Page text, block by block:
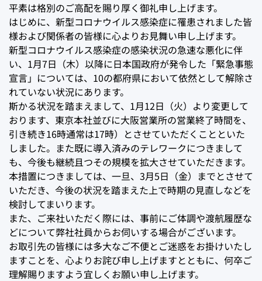
平素は格別のご高配を賜り厚く御礼申し上げます。
はじめに、新型コロナウイルス感染症に罹患されました皆
様および関係者の皆様に心よりお見舞い申し上げます。
新型コロナウイルス感染症の感染状況の急速な悪化に伴
い、1月7日（木）以降に日本国政府が発令した「緊急事態
宣言」については、10の都府県において依然として解除さ
れていない状況にあります。
斯かる状況を踏まえまして、1月12日（火）より変更して
おります、東京本社並びに大阪営業所の営業終了時間を、
引き続き16時通常は17時）とさせていただくことといた
しました。また既に導入済みのテレワークにつきまして
も、今後も継続且つその規模を拡大させていただきます。
本措置につきましては、一旦、3月5日（金）までとさせて
いただき、今後の状況を踏まえた上で時期の見直しなどを
検討してまいります。
また、ご来社いただく際には、事前にご体調や渡航履歴な
どについて弊社社員からお伺いする場合がございます。
お取引先の皆様には多大なご不便とご迷惑をお掛けいたし
ますことを、心よりお詫び申し上げますとともに、何卒ご
理解賜りますよう宜しくお願い申し上げます。